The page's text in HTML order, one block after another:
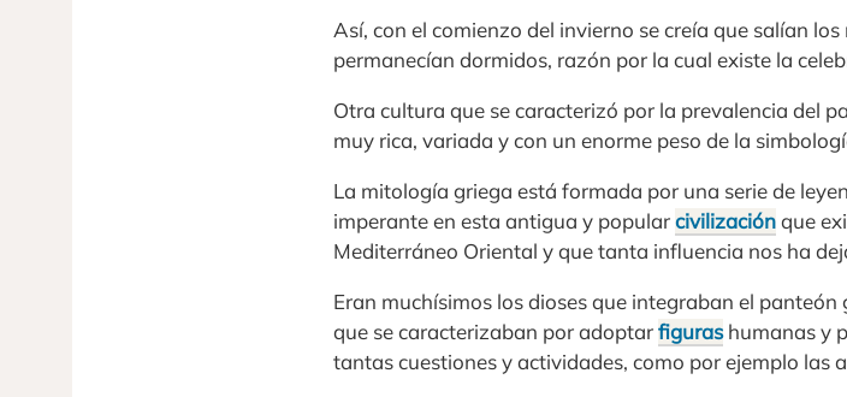
Así, con el comienzo del invierno se creía que salían
permanecían dormidos, razón por la cual existe la
Otra cultura que se caracterizó por la prevalencia del
muy rica, variada y con un enorme peso de la
La mitología griega está formada por una serie de
imperante en esta antigua y popularcivilizaciónque
Mediterráneo Oriental y que tanta influencia nos ha
Eran muchísimos los dioses que integraban el
que se caracterizaban por adoptarfigurashumanas y
tantas cuestiones y actividades, como por ejemplo las